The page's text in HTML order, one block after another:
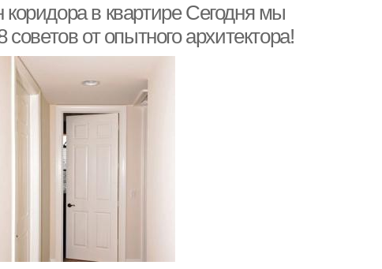
в квартире Сегодня мы
от опытного архитектора!